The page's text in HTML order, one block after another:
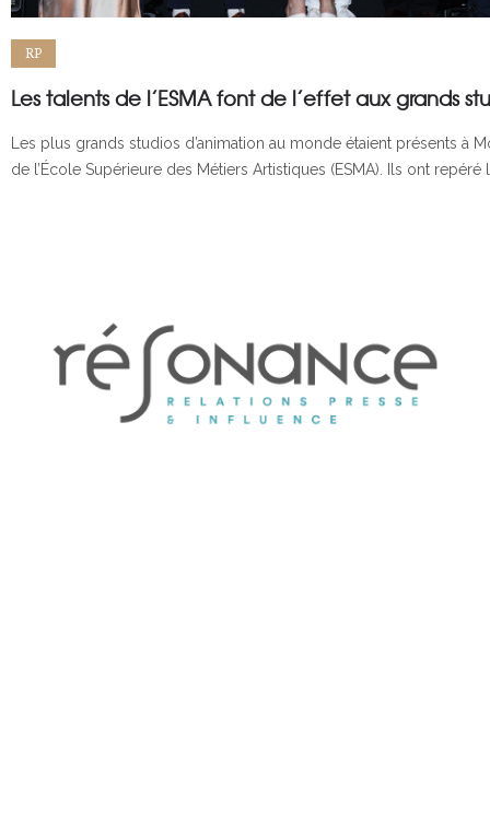
RP
Les talents de l’ESMA font de l’effet aux grands
Les plus grands studios d’animation au monde étaient présents à
de l’École Supérieure des Métiers Artistiques (ESMA). Ils ont repéré